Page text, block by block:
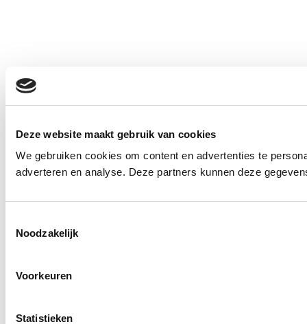
Deze website maakt gebruik van cookies
We gebruiken cookies om content en advertenties te
adverteren en analyse. Deze partners kunnen deze
Noodzakelijk
Voorkeuren
Statistieken